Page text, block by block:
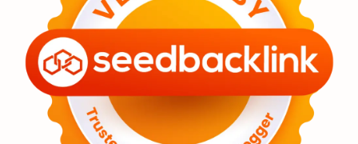
Premium Komet Bulan
Penelitian Serba-serbi Satelit
Luar Angkasa Video Aurora
Supernova Nebula Sponsored